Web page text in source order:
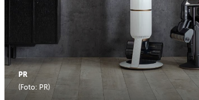
PR
(Foto: PR)